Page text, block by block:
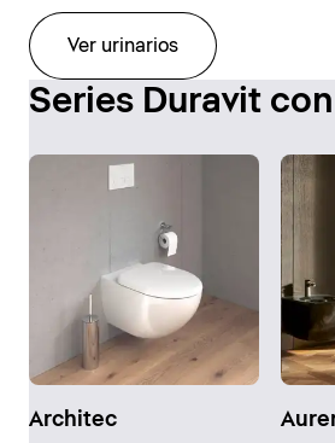
Ver urinarios
Series Duravit
Architec